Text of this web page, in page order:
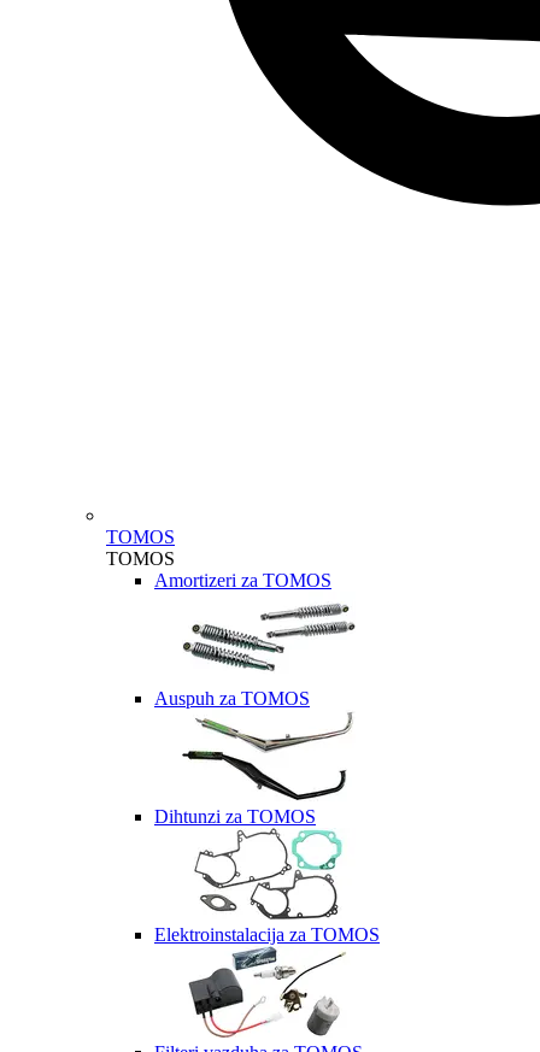
TOMOS
TOMOS
Amortizeri za TOMOS
Auspuh za TOMOS
Dihtunzi za TOMOS
Elektroinstalacija za TOMOS